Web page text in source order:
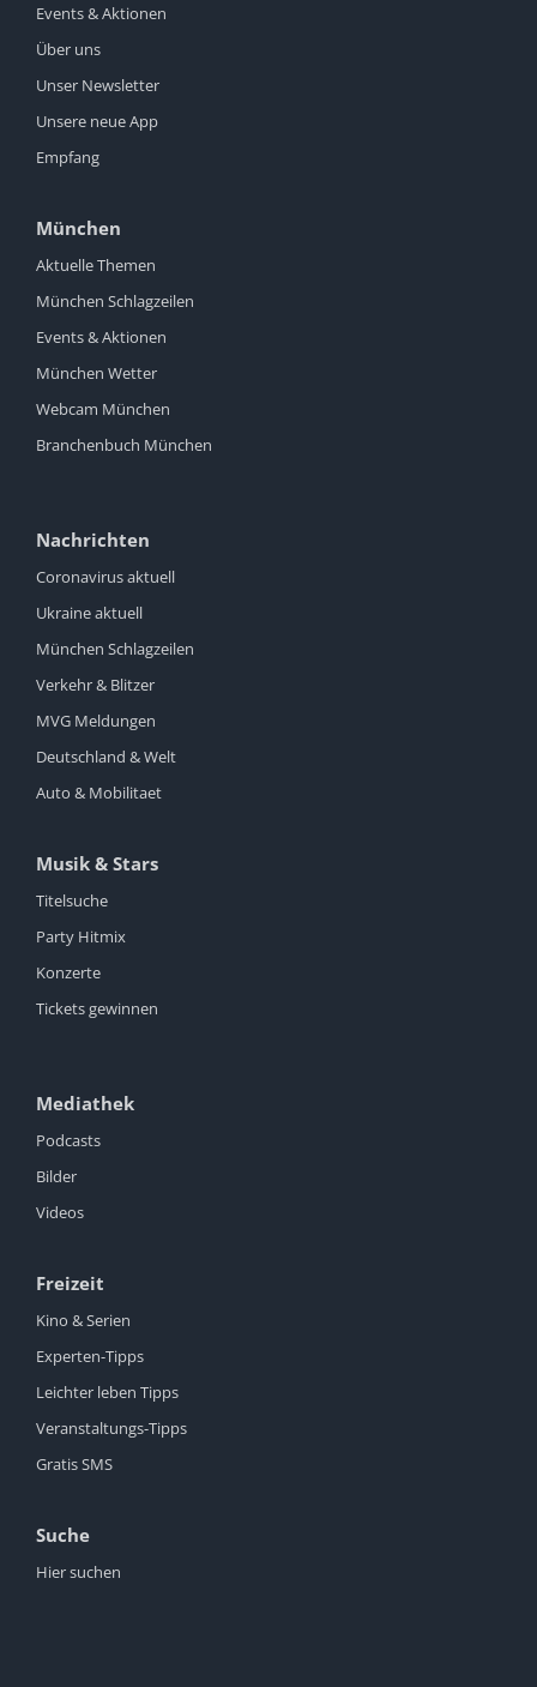
Events & Aktionen
Über uns
Unser Newsletter
Unsere neue App
Empfang
München
Aktuelle Themen
München Schlagzeilen
Events & Aktionen
München Wetter
Webcam München
Branchenbuch München
Nachrichten
Coronavirus aktuell
Ukraine aktuell
München Schlagzeilen
Verkehr & Blitzer
MVG Meldungen
Deutschland & Welt
Auto & Mobilitaet
Musik & Stars
Titelsuche
Party Hitmix
Konzerte
Tickets gewinnen
Mediathek
Podcasts
Bilder
Videos
Freizeit
Kino & Serien
Experten-Tipps
Leichter leben Tipps
Veranstaltungs-Tipps
Gratis SMS
Suche
Hier suchen